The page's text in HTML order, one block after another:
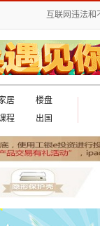
互联网违法和
居
楼盘
程 出国